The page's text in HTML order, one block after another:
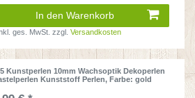
In den Warenkorb
ges. MwSt. zzgl.Versandkosten
Kunstperlen 10mm Wachsoptik Dekoperlen
Kunststoff Perlen, Farbe: gold